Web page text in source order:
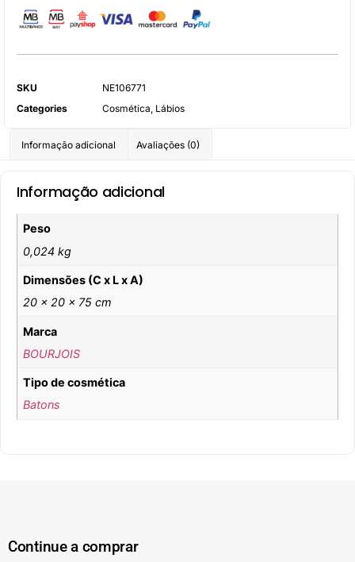
SKU
NE106771
Categories
Cosmética, Lábios
Informação adicional Avaliações (0)
Informação adicional
Peso
0,024 kg
Dimensões (C x L x A)
20 × 20 × 75 cm
Marca
BOURJOIS
Tipo de cosmética
Batons
Continue a comprar